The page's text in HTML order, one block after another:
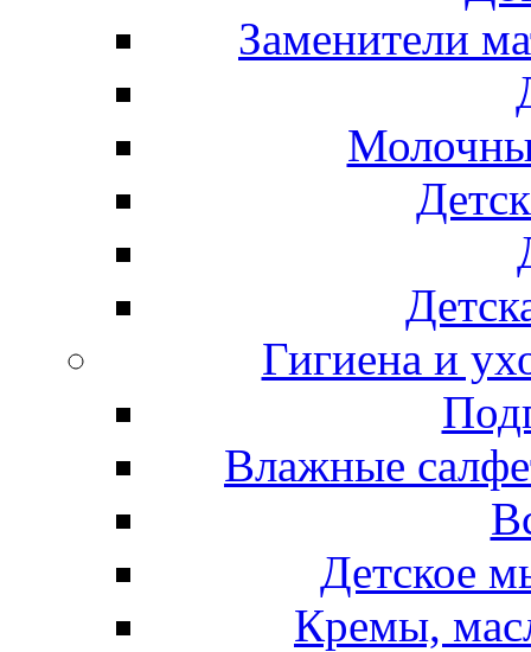
Заменители
Гигиена и
Влажные
Детское
Кремы,